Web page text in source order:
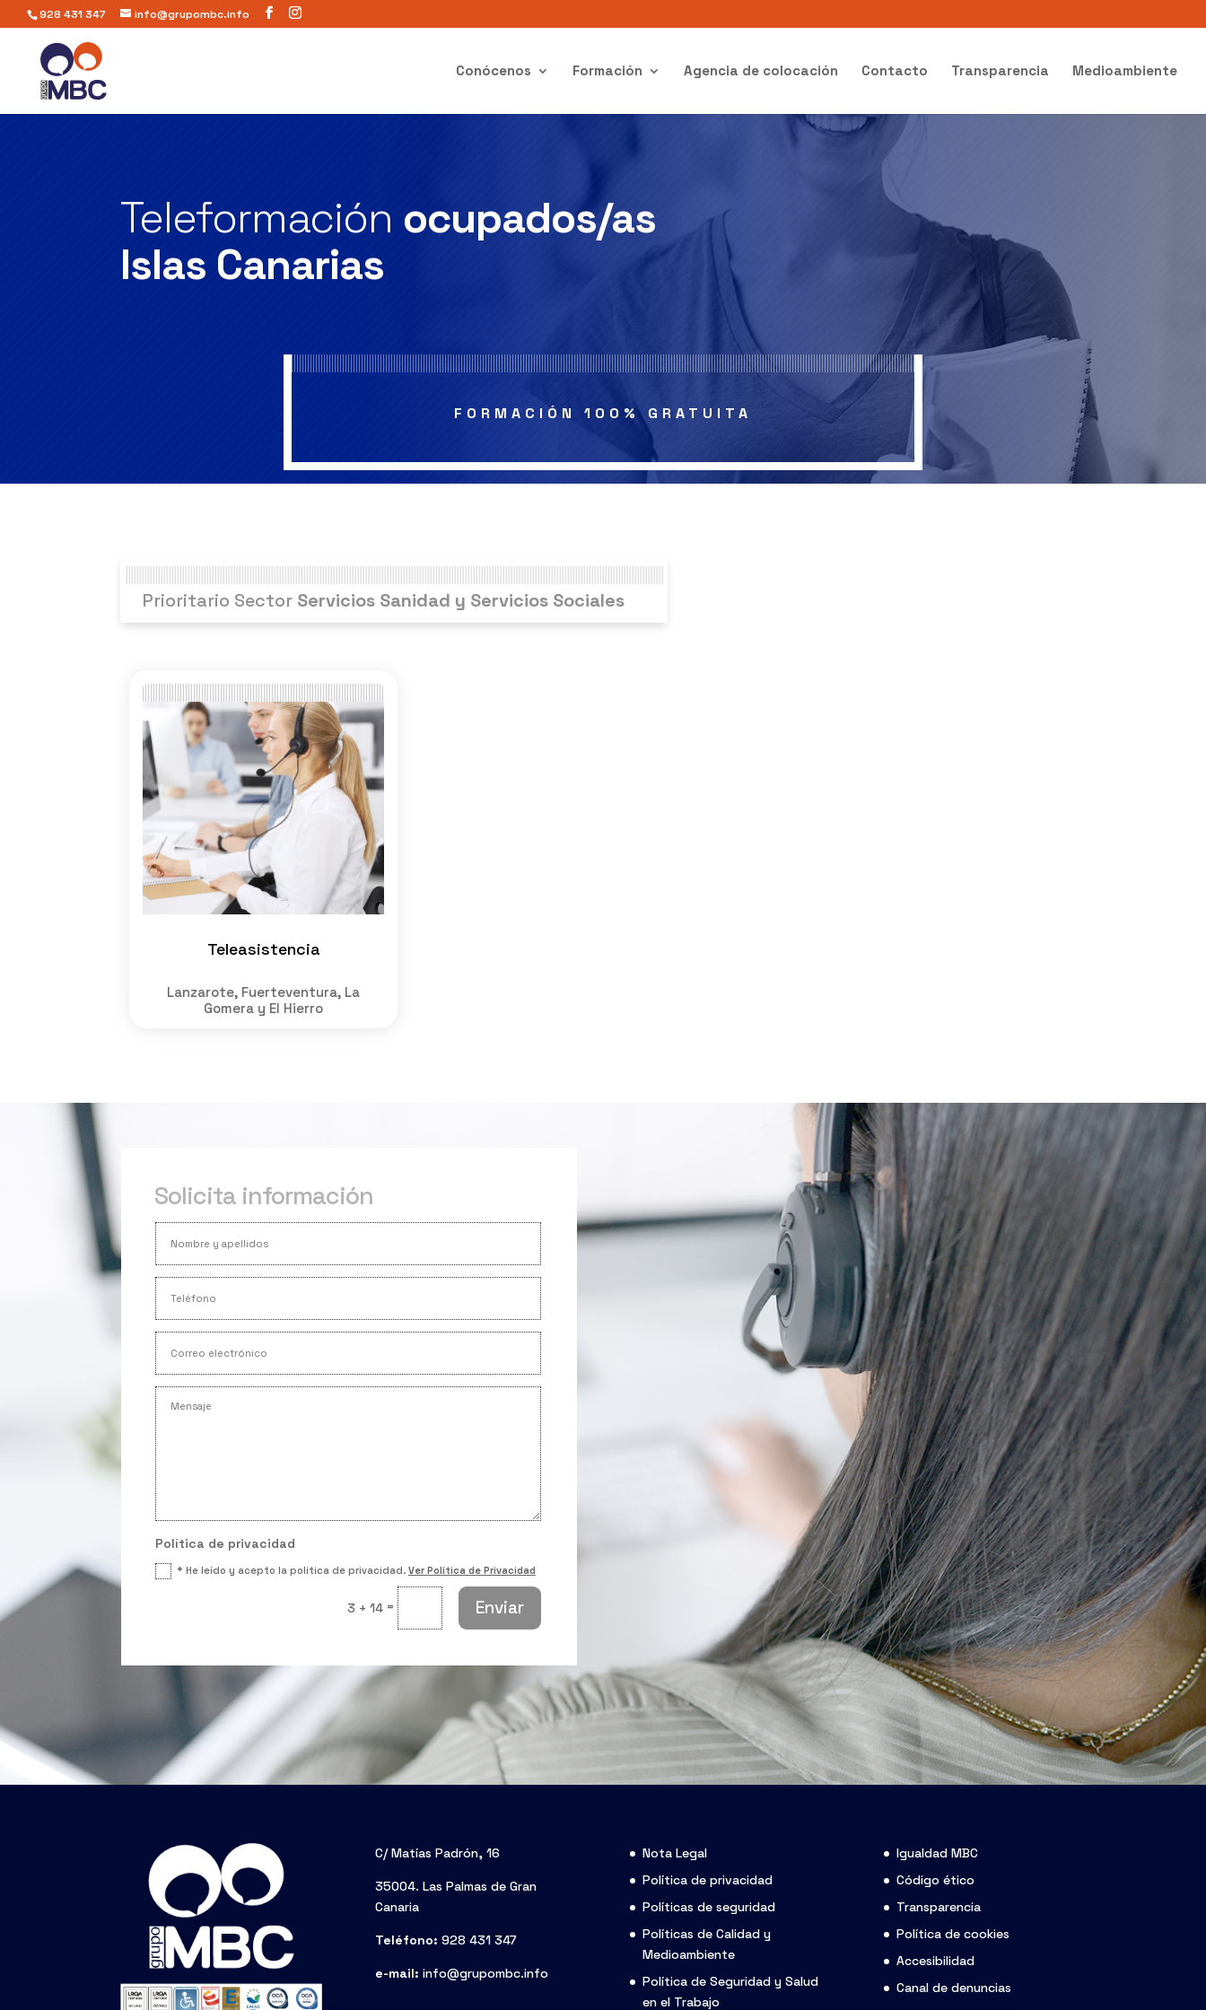
928 431 347 info@grupombc.info
Conócenos Formación Agencia de colocación Contacto Transparencia Medioambiente
Teleformación ocupados/as
Islas Canarias
FORMACIÓN 100% GRATUITA
Prioritario Sector Servicios Sanidad y Servicios Sociales
Teleasistencia
Lanzarote, Fuerteventura, La
Gomera y El Hierro
Solicita información
Política de privacidad
* He leído y acepto la política de privacidad. Ver Política de Privacidad
3 + 14= Enviar
C/ Matías Padrón, 16
35004. Las Palmas de Gran
Canaria
Teléfono: 928 431 347
e-mail: info@grupombc.info
Nota Legal
Política de privacidad
Políticas de seguridad
Políticas de Calidad y
Medioambiente
Política de Seguridad y Salud
en el Trabajo
Igualdad MBC
Código ético
Transparencia
Política de cookies
Accesibilidad
Canal de denuncias